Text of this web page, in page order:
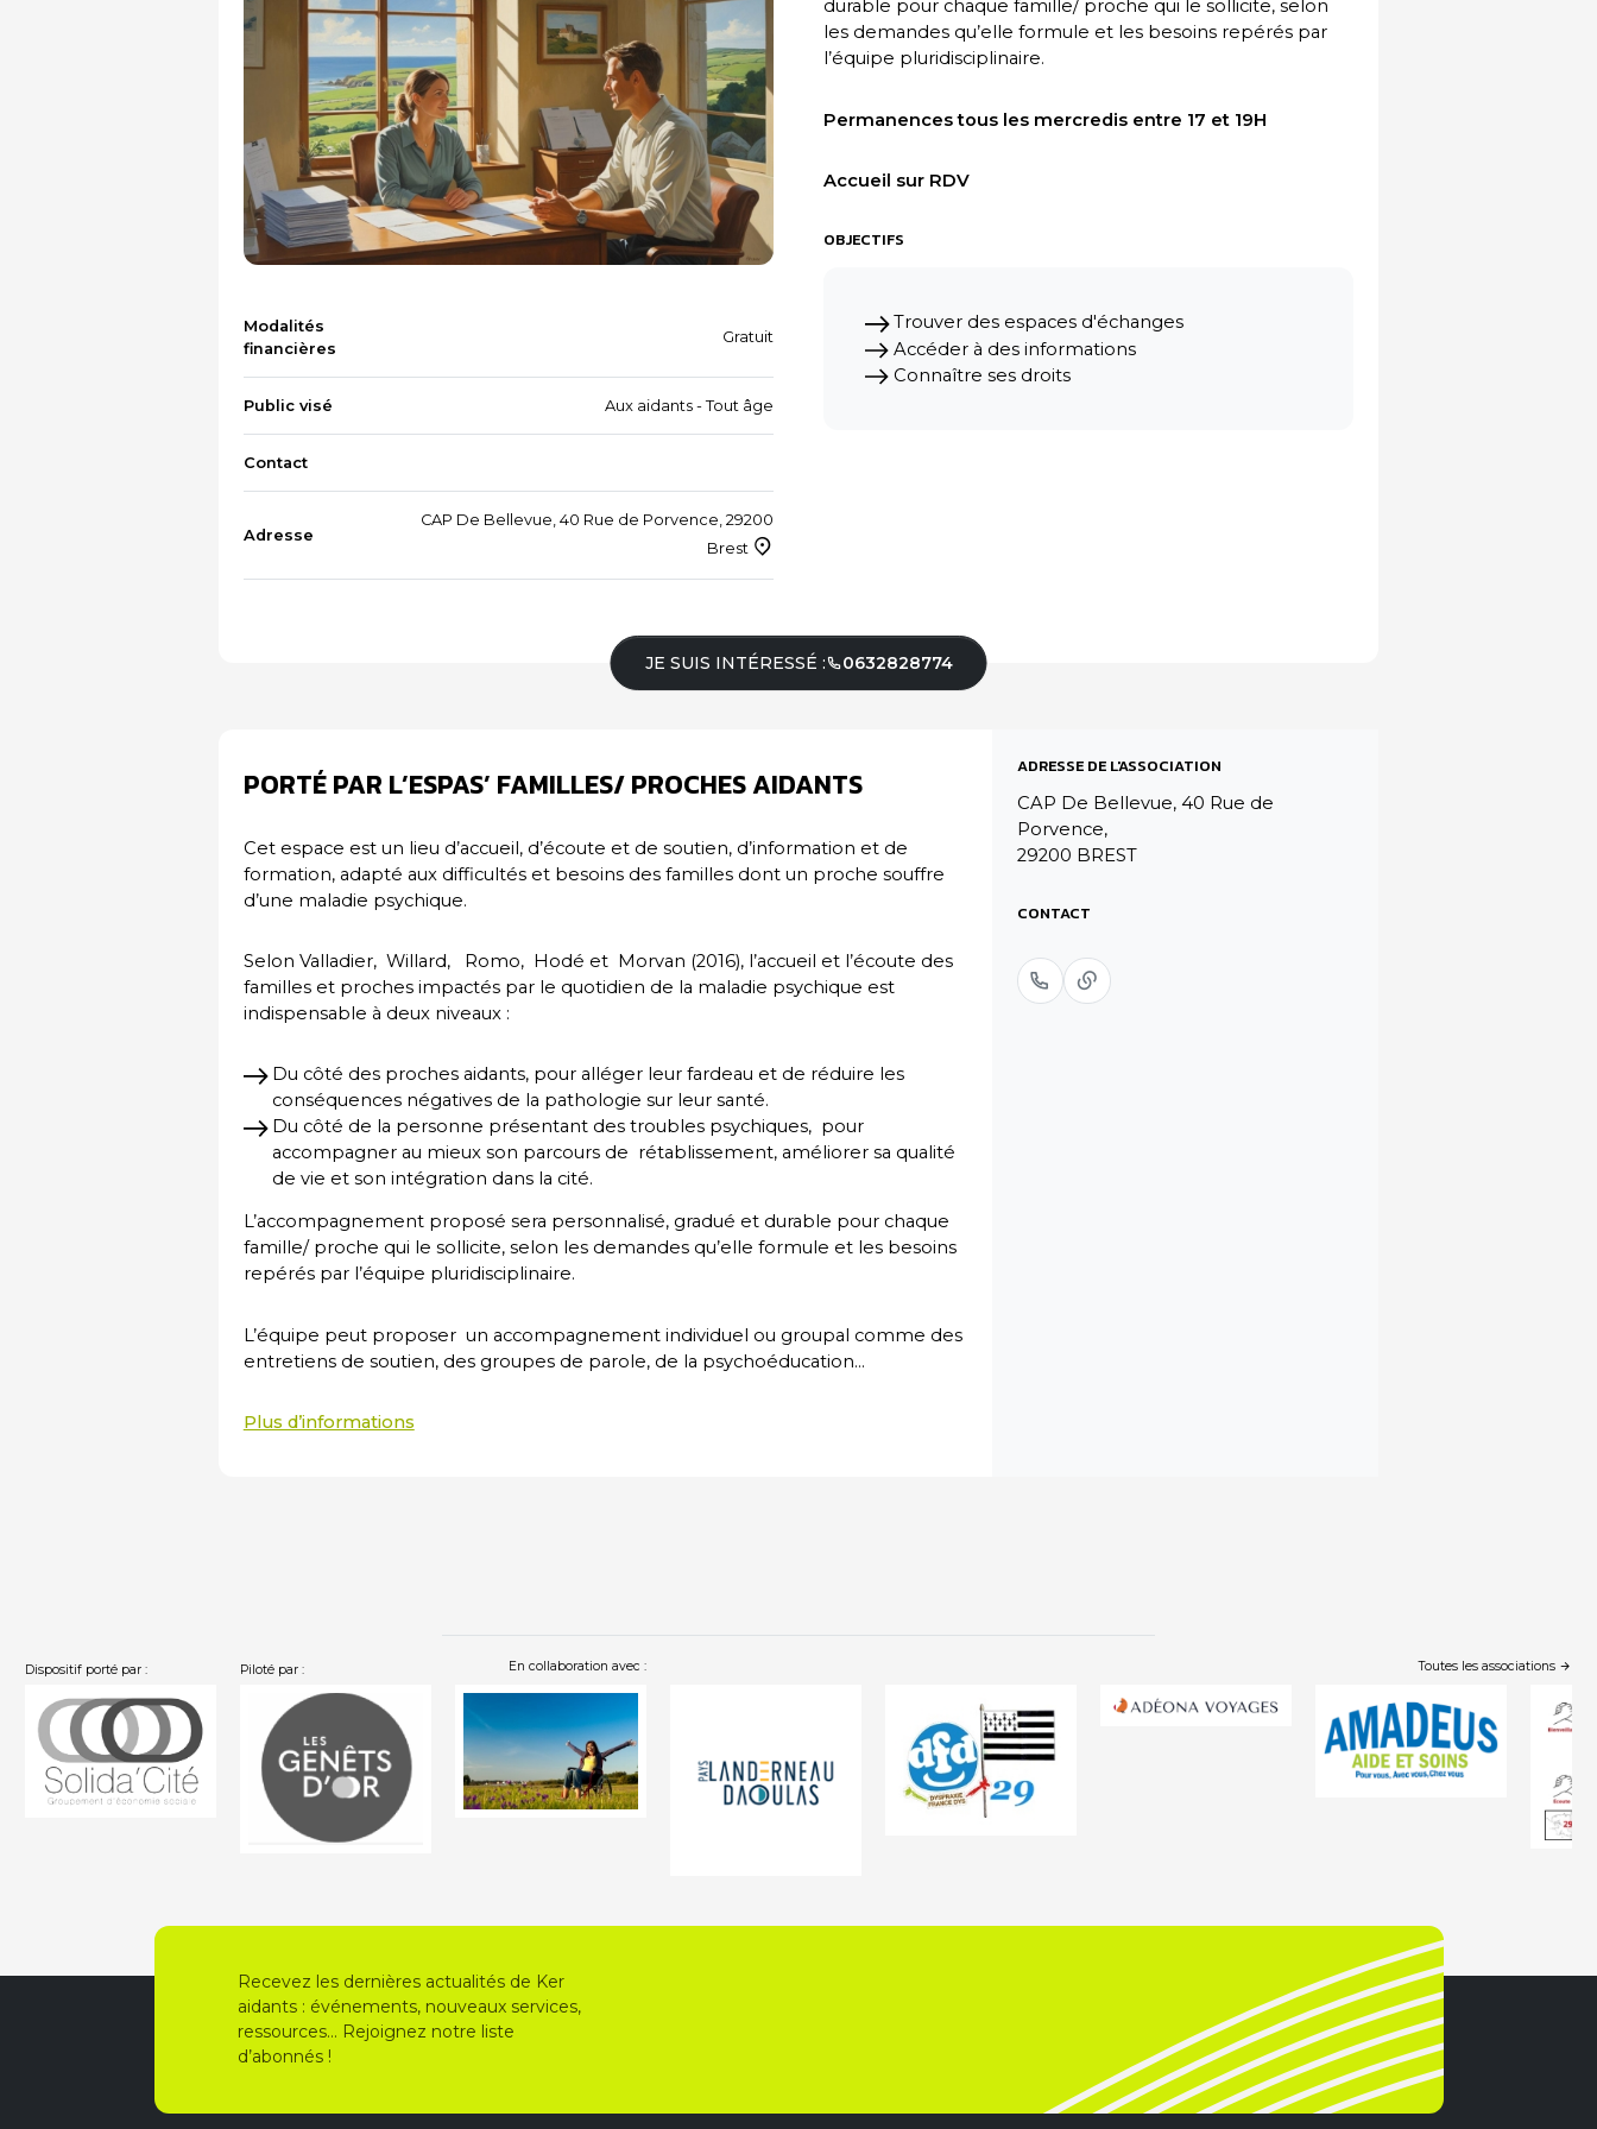
Modalités
financières
Gratuit
Public visé Aux aidants - Tout âge
Contact
Adresse
CAP De Bellevue, 40 Rue de Porvence, 29200
Brest
durable pour chaque famille/ proche qui le sollicite, selon
les demandes qu’elle formule et les besoins repérés par
l’équipe pluridisciplinaire.
Permanences tous les mercredis entre 17 et 19H
Accueil sur RDV
OBJECTIFS
Trouver des espaces d'échanges
Accéder à des informations
Connaître ses droits
JE SUIS INTÉRESSÉ : 0632828774
PORTÉ PAR L’ESPAS’ FAMILLES/ PROCHES AIDANTS
Cet espace est un lieu d’accueil, d’écoute et de soutien, d’information et de
formation, adapté aux difficultés et besoins des familles dont un proche souffre
d’une maladie psychique.
Selon Valladier, Willard, Romo, Hodé et Morvan (2016), l’accueil et l’écoute des
familles et proches impactés par le quotidien de la maladie psychique est
indispensable à deux niveaux :
Du côté des proches aidants, pour alléger leur fardeau et de réduire les
conséquences négatives de la pathologie sur leur santé.
Du côté de la personne présentant des troubles psychiques, pour
accompagner au mieux son parcours de rétablissement, améliorer sa qualité
de vie et son intégration dans la cité.
L’accompagnement proposé sera personnalisé, gradué et durable pour chaque
famille/ proche qui le sollicite, selon les demandes qu’elle formule et les besoins
repérés par l’équipe pluridisciplinaire.
L’équipe peut proposer un accompagnement individuel ou groupal comme des
entretiens de soutien, des groupes de parole, de la psychoéducation…
Plus d’informations
ADRESSE DE L'ASSOCIATION
CAP De Bellevue, 40 Rue de
Porvence,
29200 BREST
CONTACT
Dispositif porté par : Piloté par : En collaboration avec : Toutes les associations
Recevez les dernières actualités de Ker
aidants : événements, nouveaux services,
ressources… Rejoignez notre liste
d’abonnés !